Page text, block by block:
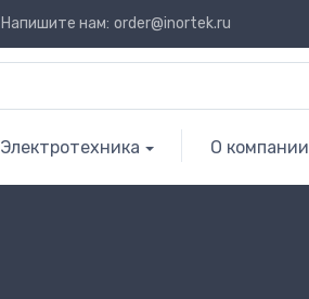
Напишите нам: order@inortek.ru
Электротехника О компании